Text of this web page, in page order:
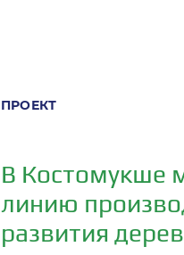
ПРОЕКТ
В Костомукше
линию
развития